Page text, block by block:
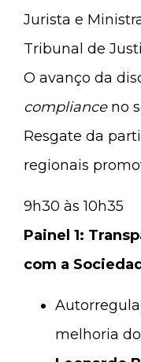
Jurista e
Tribunal de
O avanço da
complianceno
Resgate da
regionais
9h30 às 10h35
Painel 1:
com a
melhoria